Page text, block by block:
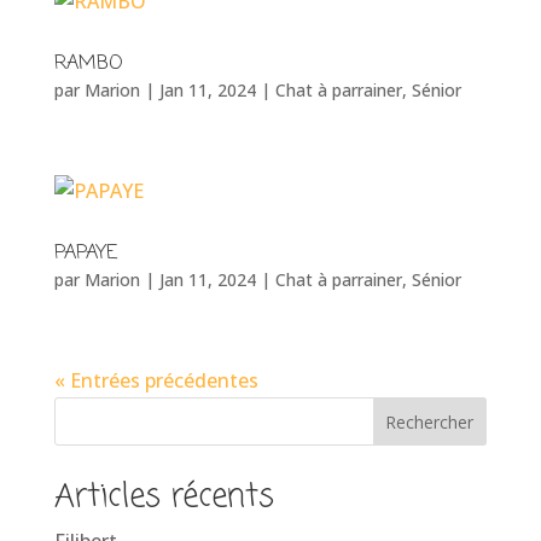
RAMBO
par Marion | Jan 11, 2024| Chat à parrainer, Sénior
PAPAYE
par Marion | Jan 11, 2024| Chat à parrainer, Sénior
« Entrées précédentes
Rechercher
Articles récents